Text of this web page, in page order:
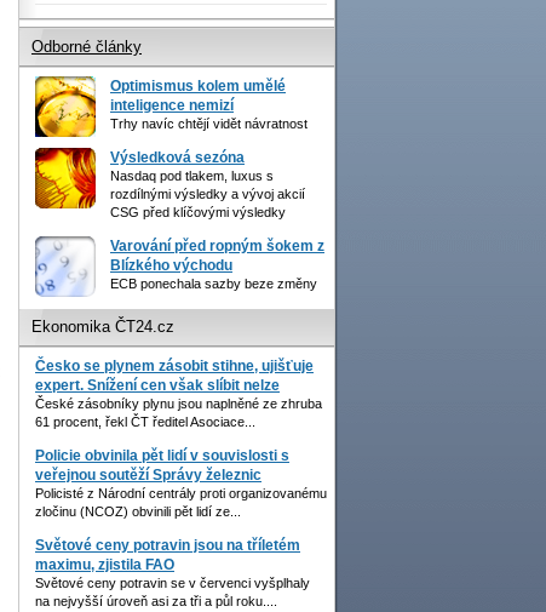
Odborné články
Optimismus kolem umělé
inteligence nemizí
Trhy navíc chtějí vidět návratnost
Výsledková sezóna
Nasdaq pod tlakem, luxus s
rozdílnými výsledky a vývoj akcií
CSG před klíčovými výsledky
Varování před ropným šokem z
Blízkého východu
ECB ponechala sazby beze změny
Ekonomika ČT24.cz
Česko se plynem zásobit stihne, ujišťuje
expert. Snížení cen však slíbit nelze
České zásobníky plynu jsou naplněné ze zhruba
61 procent, řekl ČT ředitel Asociace...
Policie obvinila pět lidí v souvislosti s
veřejnou soutěží Správy železnic
Policisté z Národní centrály proti organizovanému
zločinu (NCOZ) obvinili pět lidí ze...
Světové ceny potravin jsou na tříletém
maximu, zjistila FAO
Světové ceny potravin se v červenci vyšplhaly
na nejvyšší úroveň asi za tři a půl roku....